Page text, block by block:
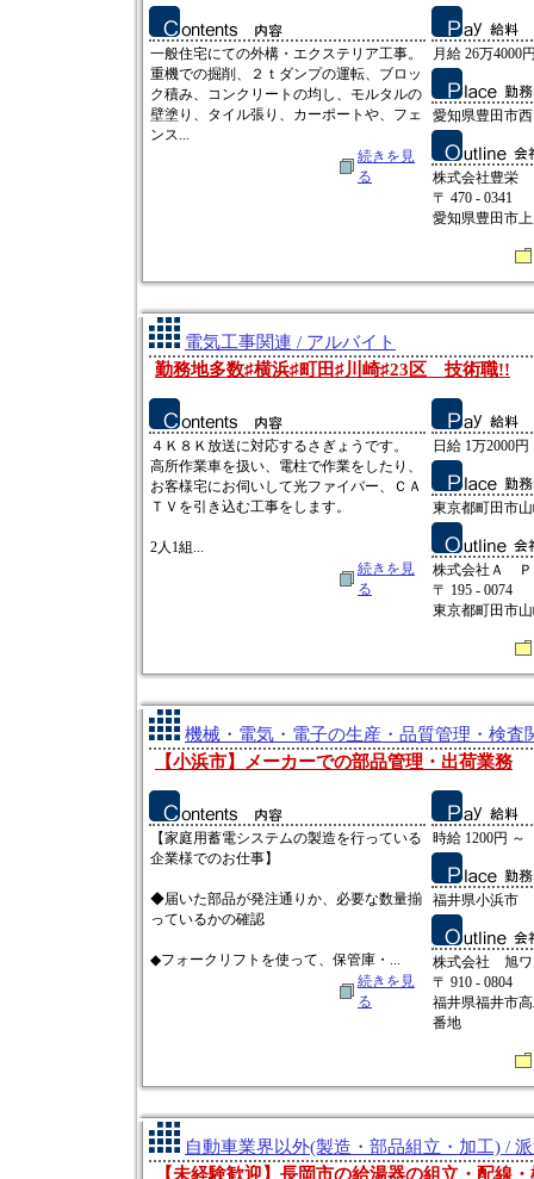
一般住宅にての外構・エクステリア工事。
重機での掘削、２ｔダンプの運転、ブロッ
ク積み、コンクリートの均し、モルタルの
壁塗り、タイル張り、カーポートや、フェ
ンス...
続きを見
る
月給 26万4000
愛知県豊田市
株式会社豊栄
〒 470 - 0341
愛知県豊田市
電気工事関連 / アルバイト
勤務地多数♯横浜♯町田♯川崎♯23区 技術職!!
４Ｋ８Ｋ放送に対応するさぎょうです。
高所作業車を扱い、電柱で作業をしたり、
お客様宅にお伺いして光ファイバー、ＣＡ
ＴＶを引き込む工事をします。
2人1組...
続きを見
る
日給 1万2000円
東京都町田市
株式会社Ａ Ｐ
〒 195 - 0074
東京都町田市
機械・電気・電子の生産・品質管理・検査
【小浜市】メーカーでの部品管理・出荷業務
【家庭用蓄電システムの製造を行っている
企業様でのお仕事】
◆届いた部品が発注通りか、必要な数量揃
っているかの確認
◆フォークリフトを使って、保管庫・...
続きを見
る
時給 1200円 ～
福井県小浜市
株式会社 旭ワ
〒 910 - 0804
福井県福井市
番地
自動車業界以外(製造・部品組立・加工) /
【未経験歓迎】長岡市の給湯器の組立・配線